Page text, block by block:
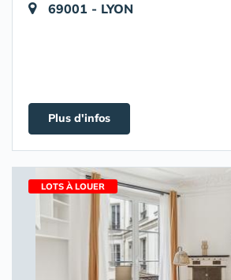
69001 - LYON
Plus d'infos
LOTS À LOUER